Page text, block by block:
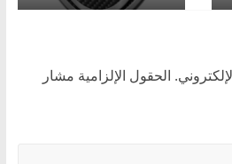
الحقول الإلزامية مشار